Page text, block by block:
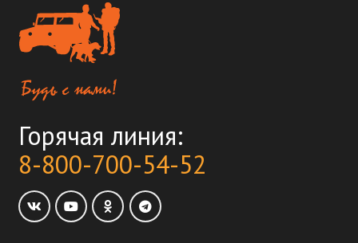
Горячая линия:
8-800-700-54-52